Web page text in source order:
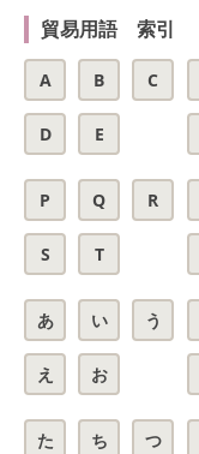
貿易用語 索引
A B C
D E
P Q R
S T
あ い う
え お
た ち つ